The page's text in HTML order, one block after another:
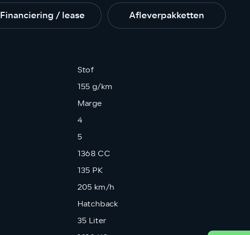
Financiering / lease Afleverpakketten
Stof
155 g/km
Marge
4
5
1368 CC
135 PK
205 km/h
Hatchback
35 Liter